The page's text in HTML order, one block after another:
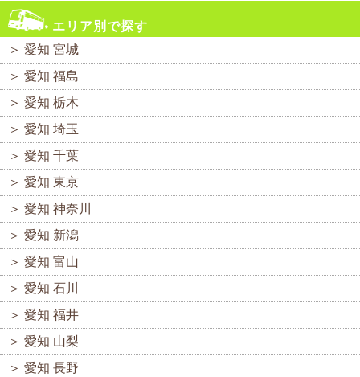
エリア別で探す
＞ 愛知 宮城
＞ 愛知 福島
＞ 愛知 栃木
＞ 愛知 埼玉
＞ 愛知 千葉
＞ 愛知 東京
＞ 愛知 神奈川
＞ 愛知 新潟
＞ 愛知 富山
＞ 愛知 石川
＞ 愛知 福井
＞ 愛知 山梨
＞ 愛知 長野